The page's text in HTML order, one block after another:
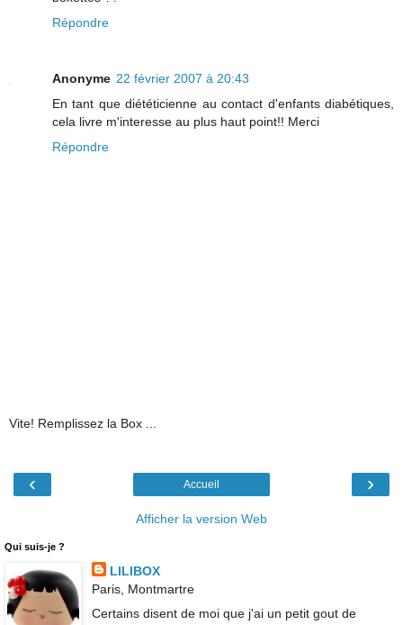
Répondre
Anonyme 22 février 2007 à 20:43
En tant que diététicienne au contact d'enfants diabétiques,
cela livre m'interesse au plus haut point!! Merci
Répondre
Vite! Remplissez la Box ...
‹ ›
Accueil
Afficher la version Web
Qui suis-je ?
LILIBOX
Paris, Montmartre
Certains disent de moi que j'ai un petit gout de